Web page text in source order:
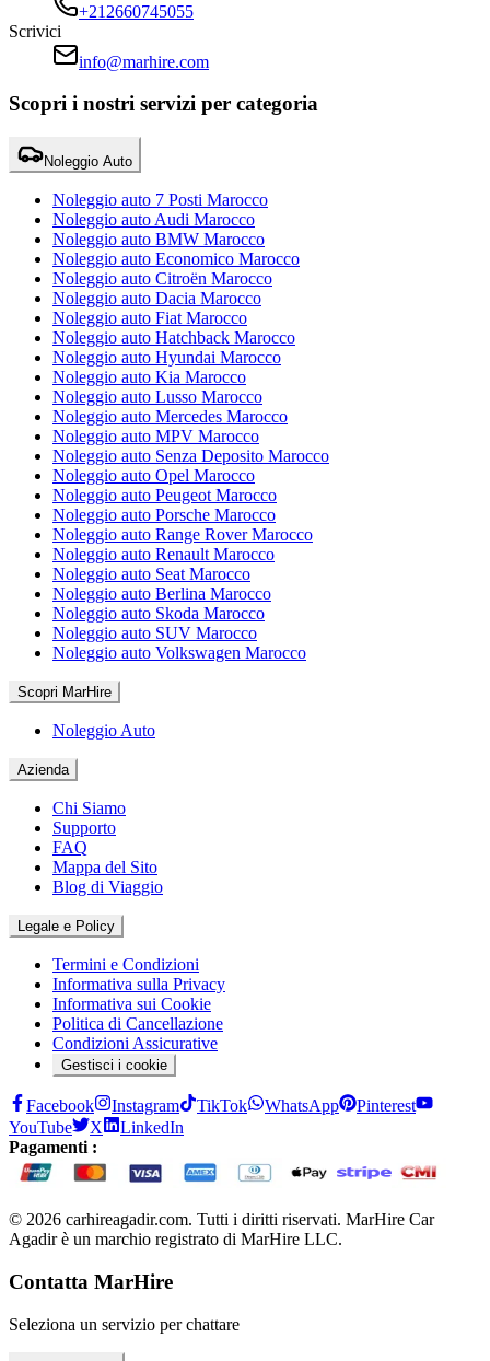
+212660745055
Scrivici
info@marhire.com
Scopri i nostri servizi per categoria
Noleggio Auto
Noleggio auto 7 Posti Marocco
Noleggio auto Audi Marocco
Noleggio auto BMW Marocco
Noleggio auto Economico Marocco
Noleggio auto Citroën Marocco
Noleggio auto Dacia Marocco
Noleggio auto Fiat Marocco
Noleggio auto Hatchback Marocco
Noleggio auto Hyundai Marocco
Noleggio auto Kia Marocco
Noleggio auto Lusso Marocco
Noleggio auto Mercedes Marocco
Noleggio auto MPV Marocco
Noleggio auto Senza Deposito Marocco
Noleggio auto Opel Marocco
Noleggio auto Peugeot Marocco
Noleggio auto Porsche Marocco
Noleggio auto Range Rover Marocco
Noleggio auto Renault Marocco
Noleggio auto Seat Marocco
Noleggio auto Berlina Marocco
Noleggio auto Skoda Marocco
Noleggio auto SUV Marocco
Noleggio auto Volkswagen Marocco
Scopri MarHire
Noleggio Auto
Azienda
Chi Siamo
Supporto
FAQ
Mappa del Sito
Blog di Viaggio
Legale e Policy
Termini e Condizioni
Informativa sulla Privacy
Informativa sui Cookie
Politica di Cancellazione
Condizioni Assicurative
Gestisci i cookie
Facebook Instagram TikTok WhatsApp
Pinterest
YouTube
X
LinkedIn
Pagamenti :
© 2026 carhireagadir.com. Tutti i diritti riservati. MarHire Car
Agadir è un marchio registrato di MarHire LLC.
Contatta MarHire
Seleziona un servizio per chattare